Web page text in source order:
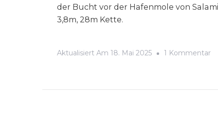
der Bucht vor der Hafenmole von
3,8m, 28m Kette.
Aktualisiert Am 18. Mai 2025 1 Kommentar